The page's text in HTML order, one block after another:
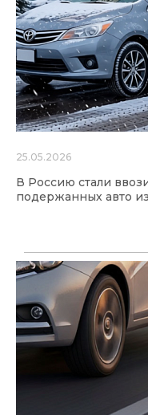
25.05.2026
В Россию стали
подержанных авто